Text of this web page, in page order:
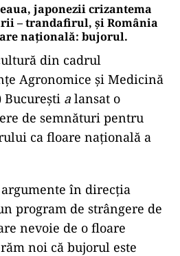
japonezii crizantema
– trandafirul, și România
națională: bujorul.
din cadrul
Agronomice și Medicină
București a lansat o
de semnături pentru
ca floare națională a
argumente în direcția
program de strângere de
nevoie de o floare
noi că bujorul este